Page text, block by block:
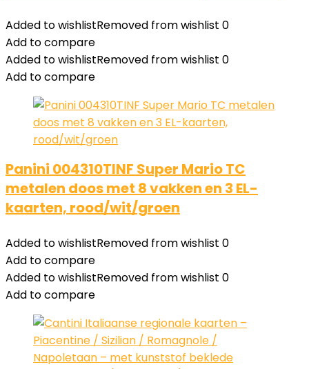
Added to wishlistRemoved from wishlist 0
Add to compare
Added to wishlistRemoved from wishlist 0
Add to compare
Panini 004310TINF Super Mario TC
metalen doos met 8 vakken en 3 EL-
kaarten, rood/wit/groen
Added to wishlistRemoved from wishlist 0
Add to compare
Added to wishlistRemoved from wishlist 0
Add to compare